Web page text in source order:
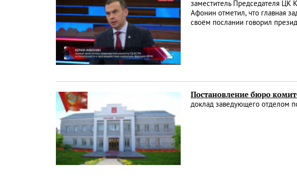
заместитель Председателя ЦК
Афонин отметил, что главная
своём послании говорил
Постановление бюро
доклад заведующего отделом